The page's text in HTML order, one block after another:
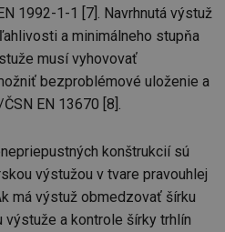
1992-1-1 [7]. Navrhnutá výstuž
a minimálneho stupňa
musí vyhovovať
bezproblémové uloženie a
EN 13670 [8].
konštrukcií sú
výstužou v tvare pravouhlej
má výstuž obmedzovať šírku
výstuže a kontrole šírky trhlín